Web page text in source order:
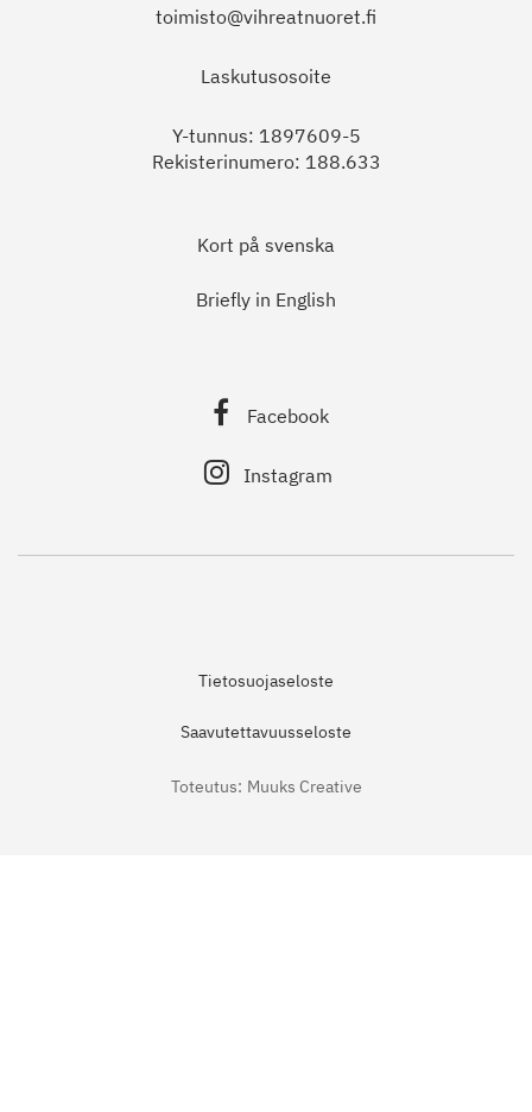
toimisto@vihreatnuoret.fi
Laskutusosoite
Y-tunnus: 1897609-5
Rekisterinumero: 188.633
Kort på svenska
Briefly in English
Facebook
Instagram
Tietosuojaseloste
Saavutettavuusseloste
Toteutus: Muuks Creative